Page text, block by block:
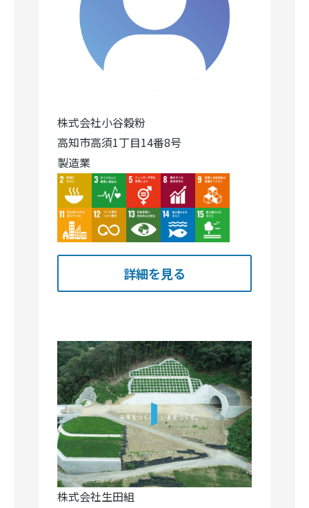
株式会社小谷穀粉
高知市高須1丁目14番8号
製造業
Image
Image Image Image Image
Image Image Image Image Image
詳細を見る
株式会社生田組